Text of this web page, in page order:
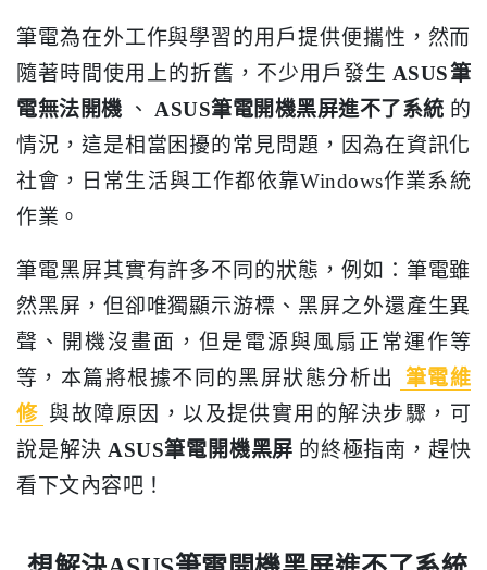
筆電為在外工作與學習的用戶提供便攜性，然而
隨著時間使用上的折舊，不少用戶發生 ASUS筆
電無法開機
、 ASUS筆電開機黑屏進不了系統 的
情況，這是相當困擾的常見問題，因為在資訊化
社會，日常生活與工作都依靠Windows作業系統
作業。
筆電黑屏其實有許多不同的狀態，例如：筆電雖
然黑屏，但卻唯獨顯示游標、黑屏之外還產生異
聲、開機沒畫面，但是電源與風扇正常運作等
等，本篇將根據不同的黑屏狀態分析出
筆電維
修 與故障原因，以及提供實用的解決步驟，可
說是解決 ASUS筆電開機黑屏 的終極指南，趕快
看下文內容吧！